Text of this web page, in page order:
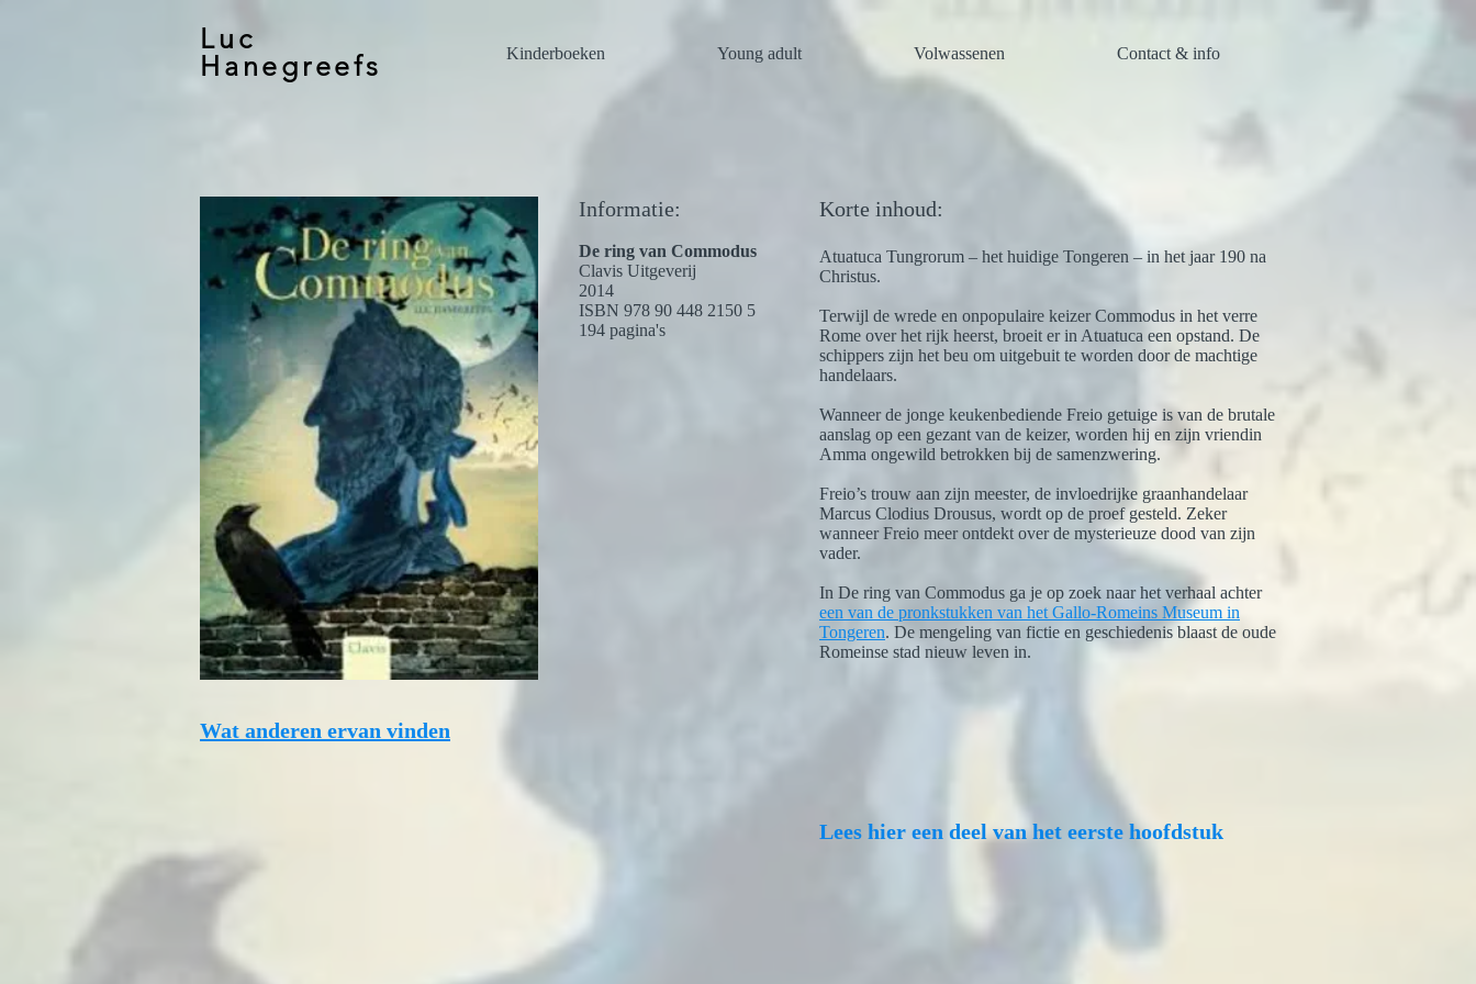
Luc
Hanegreefs
Kinderboeken Young adult Volwassenen Contact & info
Wat anderen ervan vinden
Informatie:
De ring van Commodus
Clavis Uitgeverij
2014
ISBN 978 90 448 2150 5
194 pagina's
Korte inhoud:
Atuatuca Tungrorum – het huidige Tongeren – in het jaar 190 na
Christus.
Terwijl de wrede en onpopulaire keizer Commodus in het verre
Rome over het rijk heerst, broeit er in Atuatuca een opstand. De
schippers zijn het beu om uitgebuit te worden door de machtige
handelaars.
Wanneer de jonge keukenbediende Freio getuige is van de brutale
aanslag op een gezant van de keizer, worden hij en zijn vriendin
Amma ongewild betrokken bij de samenzwering.
Freio’s trouw aan zijn meester, de invloedrijke graanhandelaar
Marcus Clodius Drousus, wordt op de proef gesteld. Zeker
wanneer Freio meer ontdekt over de mysterieuze dood van zijn
vader.
In De ring van Commodus ga je op zoek naar het verhaal achter
een van de pronkstukken van het Gallo-Romeins Museum in
Tongeren. De mengeling van fictie en geschiedenis blaast de oude
Romeinse stad nieuw leven in.
Lees hier een deel van het eerste hoofdstuk